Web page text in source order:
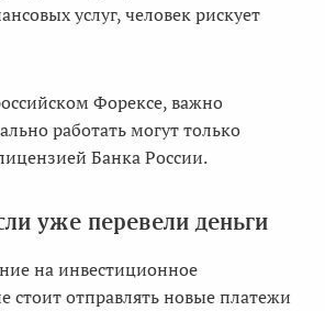
услуг, человек рискует
Форексе, важно
работать могут только
Банка России.
уже перевели деньги
на инвестиционное
стоит отправлять новые платежи